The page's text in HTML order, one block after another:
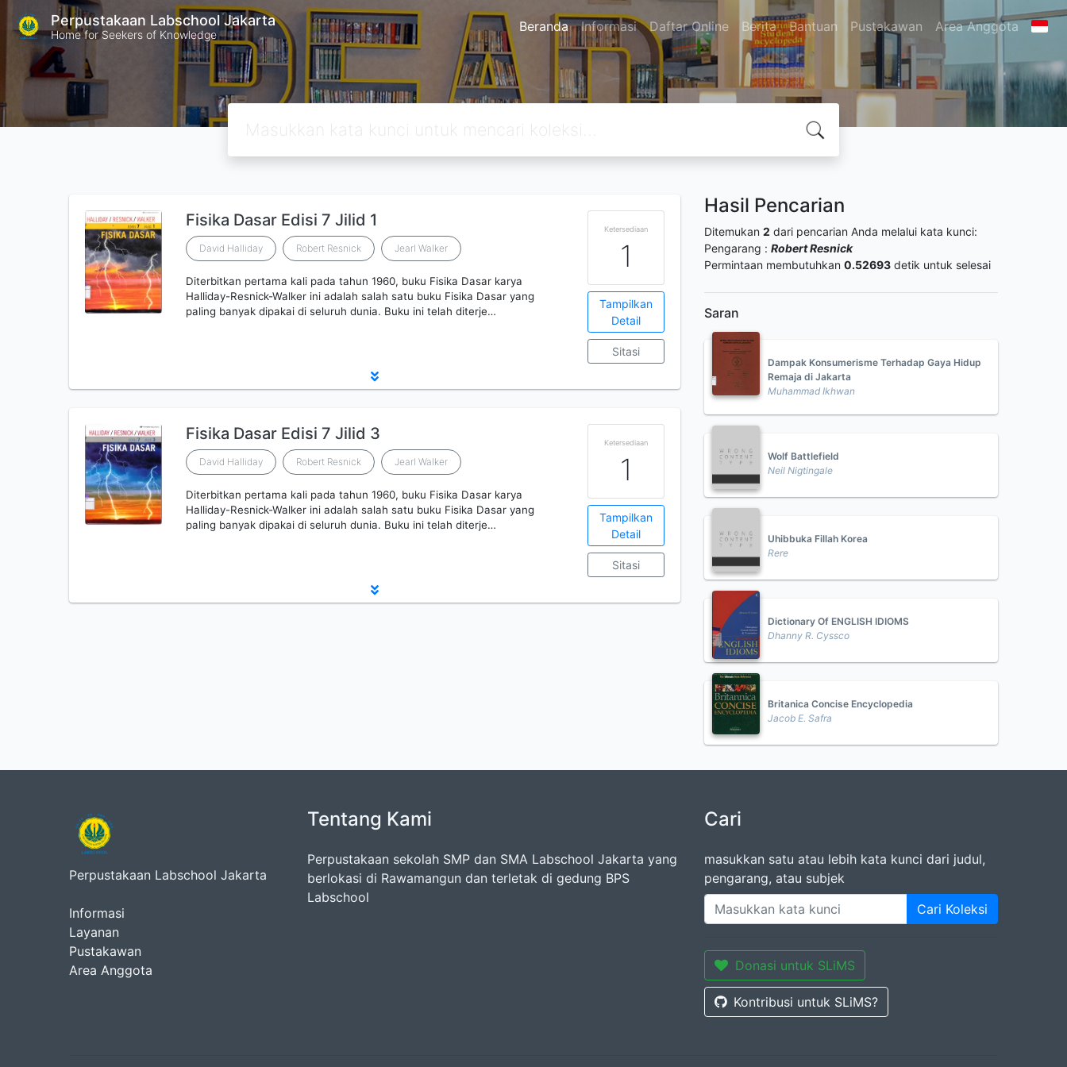
Perpustakaan Labschool Jakarta
Home for Seekers of Knowledge Beranda Informasi Daftar Online Berita Bantuan Pustakawan Area Anggota
Fisika Dasar Edisi 7 Jilid 1
David Halliday Robert Resnick Jearl Walker
Diterbitkan pertama kali pada tahun 1960, buku Fisika Dasar karya
Halliday-Resnick-Walker ini adalah salah satu buku Fisika Dasar yang
paling banyak dipakai di seluruh dunia. Buku ini telah diterje…
Ketersediaan
1
Tampilkan
Detail
Sitasi
Fisika Dasar Edisi 7 Jilid 3
David Halliday Robert Resnick Jearl Walker
Diterbitkan pertama kali pada tahun 1960, buku Fisika Dasar karya
Halliday-Resnick-Walker ini adalah salah satu buku Fisika Dasar yang
paling banyak dipakai di seluruh dunia. Buku ini telah diterje…
Ketersediaan
1
Tampilkan
Detail
Sitasi
Hasil Pencarian
Ditemukan 2 dari pencarian Anda melalui kata kunci:
Pengarang : Robert Resnick
Permintaan membutuhkan 0.52693 detik untuk selesai
Saran
Dampak Konsumerisme Terhadap Gaya Hidup
Remaja di Jakarta
Muhammad Ikhwan
Wolf Battlefield
Neil Nigtingale
Uhibbuka Fillah Korea
Rere
Dictionary Of ENGLISH IDIOMS
Dhanny R. Cyssco
Britanica Concise Encyclopedia
Jacob E. Safra
Perpustakaan Labschool Jakarta
Informasi
Layanan
Pustakawan
Area Anggota
Tentang Kami
Perpustakaan sekolah SMP dan SMA Labschool Jakarta yang
berlokasi di Rawamangun dan terletak di gedung BPS
Labschool
Cari
masukkan satu atau lebih kata kunci dari judul,
pengarang, atau subjek
Cari Koleksi
Donasi untuk SLiMS
Kontribusi untuk SLiMS?